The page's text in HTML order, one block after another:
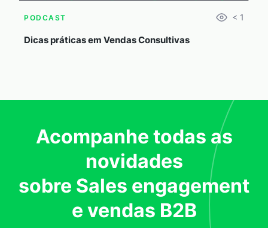
PODCAST < 1
Dicas práticas em Vendas Consultivas
Acompanhe todas as
novidades
sobre Sales engagement
e vendas B2B